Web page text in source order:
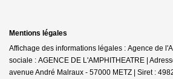
Mentions légales
Affichage des informations légales : Agence de
sociale : AGENCE DE L'AMPHITHEATRE |
avenue André Malraux - 57000 METZ | Siret :